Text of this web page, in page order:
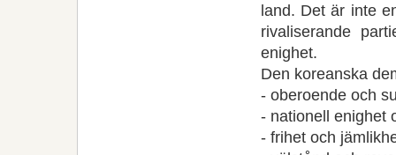
land. Det är inte
rivaliserande
enighet.
Den koreanska
- oberoende och
- nationell enighet
- frihet och